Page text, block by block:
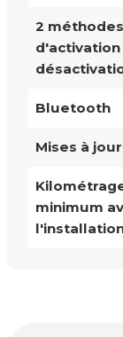
2 méthodes
d'activation
Bluetooth
Mises à jour
minimum